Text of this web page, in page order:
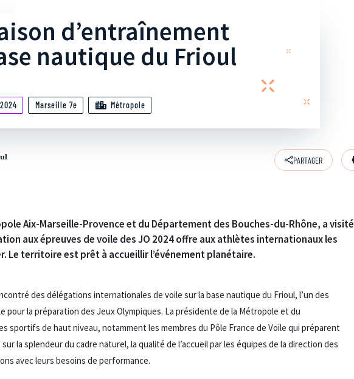
d’entraînement
nautique du Frioul
Marseille 7e Métropole
PARTAGER
Aix-Marseille-Provence et du Département des Bouches-du-Rhône, a visité
aux épreuves de voile des JO 2024 offre aux athlètes internationaux les
Le territoire est prêt à accueillir l’événement planétaire.
des délégations internationales de voile sur la base nautique du Frioul, l’un des
pour la préparation des Jeux Olympiques. La présidente de la Métropole et du
sportifs de haut niveau, notamment les membres du Pôle France de Voile qui préparent
la splendeur du cadre naturel, la qualité de l’accueil par les équipes de la direction des
avec leurs besoins de performance.